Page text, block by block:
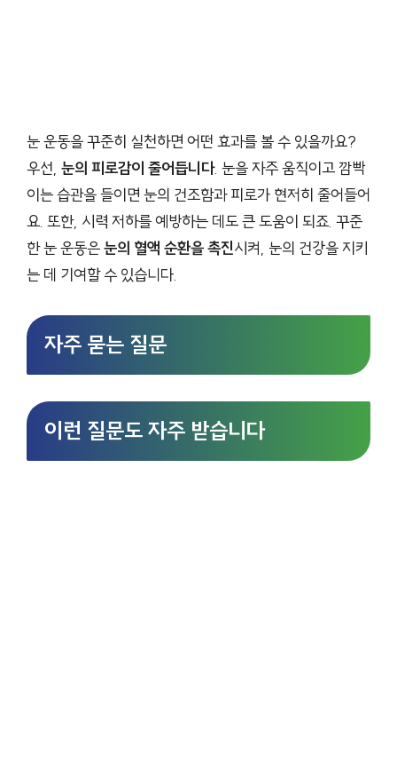
눈 운동을 꾸준히 실천하면 어떤 효과를 볼 수 있을까요?
우선, 눈의 피로감이 줄어듭니다. 눈을 자주 움직이고 깜빡
이는 습관을 들이면 눈의 건조함과 피로가 현저히 줄어들어
요. 또한, 시력 저하를 예방하는 데도 큰 도움이 되죠. 꾸준
한 눈 운동은눈의 혈액 순환을 촉진시켜, 눈의 건강을 지키
는 데 기여할 수 있습니다.
자주 묻는 질문
이런 질문도 자주 받습니다